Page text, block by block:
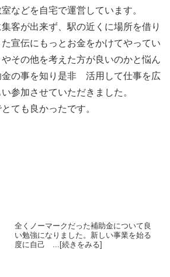
などを自宅で運営しています。
客が出来ず、駅の近くに場所を借り
宣伝にもっとお金をかけてやってい
その他を考えた方が良いのかと悩ん
の事を知り是非 活用して仕事を広
参加させていただきました。
ても良かったです。
全くノーマークだった補助金について良
い勉強になりました。新しい事業を始る
度に自己 ...[続きをみる]